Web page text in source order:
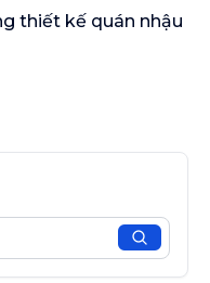
thiết kế quán nhậu
Tìm